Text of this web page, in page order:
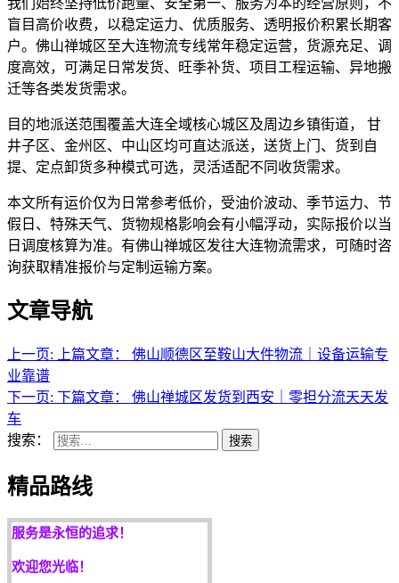
盲目高价收费，以稳定运力、优质服务、透明报价积累长期客
户。佛山禅城区至大连物流专线常年稳定运营，货源充足、调
度高效，可满足日常发货、旺季补货、项目工程运输、异地搬
迁等各类发货需求。
目的地派送范围覆盖大连全域核心城区及周边乡镇街道， 甘
井子区、金州区、中山区均可直达派送，送货上门、货到自
提、定点卸货多种模式可选，灵活适配不同收货需求。
本文所有运价仅为日常参考低价，受油价波动、季节运力、节
假日、特殊天气、货物规格影响会有小幅浮动，实际报价以当
日调度核算为准。有佛山禅城区发往大连物流需求，可随时咨
询获取精准报价与定制运输方案。
文章导航
上一页: 上篇文章：
佛山顺德区至鞍山大件物流｜设备运输专
业靠谱
下一页: 下篇文章：
佛山禅城区发货到西安｜零担分流天天发
车
搜索：
搜索
精品路线
东成西就泰运！
途鸽快运精品路线：
佛山到海口物流公司
佛山到海南物流公司
佛山到南宁物流公司
客户是永远的朋友，
欢迎您光临！
更多服务请来电咨询，